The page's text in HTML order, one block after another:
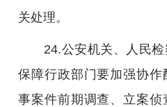
关处理。
24.公安机关、人民检
保障行政部门要加强协作
事案件前期调查、立案侦